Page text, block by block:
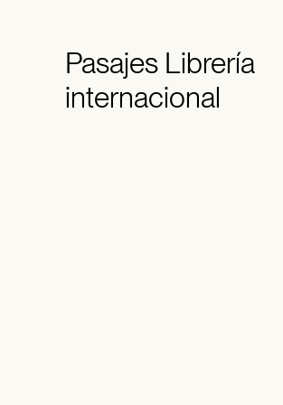
PasajesLibrería
internacional